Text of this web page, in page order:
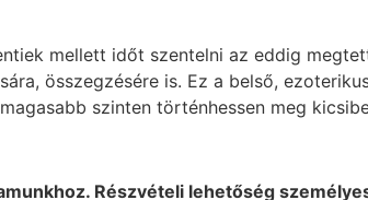
mellett időt szentelni az eddig
összegzésére is. Ez a belső,
szinten történhessen meg
Részvételi lehetőség